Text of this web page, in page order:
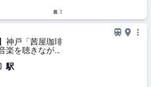
3
神戸「茜屋珈琲
楽を聴きながら
駅